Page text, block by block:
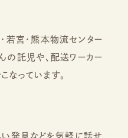
若宮・熊本物流センター
の託児や、配送ワーカー
なっています。
発見などを気軽に話せ